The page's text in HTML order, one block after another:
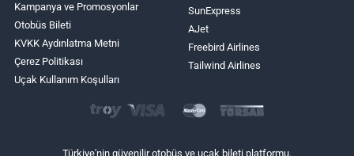
Kampanya ve Promosyonlar
Otobüs Bileti
KVKK Aydınlatma Metni
Çerez Politikası
Uçak Kullanım Koşulları
SunExpress
AJet
Freebird Airlines
Tailwind Airlines
Türkiye'nin güvenilir otobüs ve uçak bileti platformu.